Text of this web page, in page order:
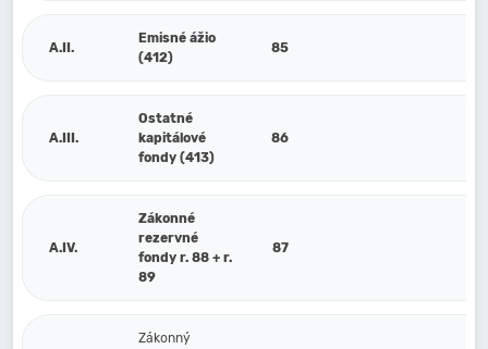
A.II.
Emisné ážio
(412)
85
A.III.
Ostatné
kapitálové
fondy (413)
86
A.IV.
Zákonné
rezervné
fondy r. 88 + r.
89
87
Zákonný